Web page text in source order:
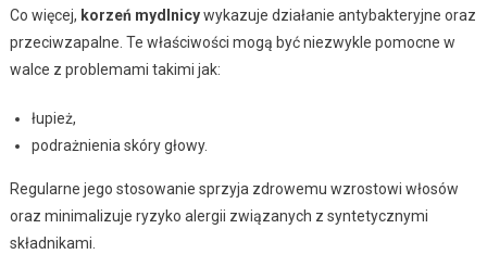
Co więcej, korzeń mydlnicywykazuje działanie antybakteryjne oraz
przeciwzapalne. Te właściwości mogą być niezwykle pomocne w
walce z problemami takimi jak:
łupież,
podrażnienia skóry głowy.
Regularne jego stosowanie sprzyja zdrowemu wzrostowi włosów
oraz minimalizuje ryzyko alergii związanych z syntetycznymi
składnikami.